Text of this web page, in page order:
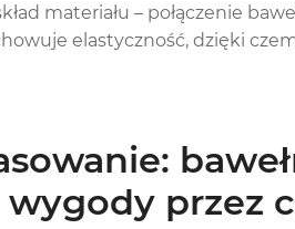
materiału – połączenie
elastyczność, dzięki
przez